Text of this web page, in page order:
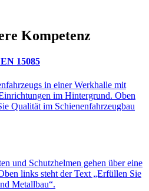
Kompetenz
15085